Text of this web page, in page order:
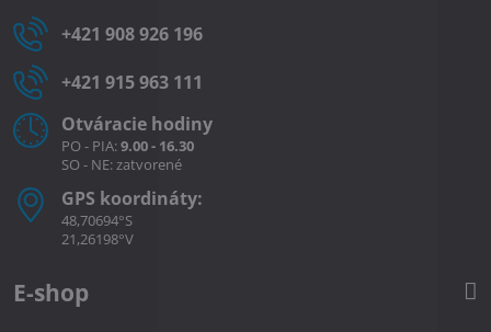
+421 908 926 196
+421 915 963 111
Otváracie hodiny
PO - PIA:9.00 - 16.30
SO - NE: zatvorené
GPS koordináty:
48,70694°S
21,26198°V
E-shop